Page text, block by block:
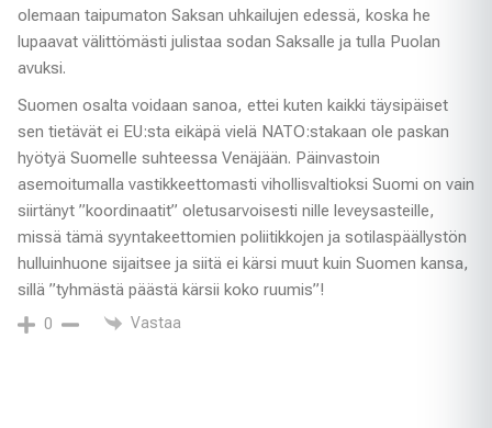
olemaan taipumaton Saksan uhkailujen edessä, koska he
lupaavat välittömästi julistaa sodan Saksalle ja tulla Puolan
avuksi.
Suomen osalta voidaan sanoa, ettei kuten kaikki täysipäiset
sen tietävät ei EU:sta eikäpä vielä NATO:stakaan ole paskan
hyötyä Suomelle suhteessa Venäjään. Päinvastoin
asemoitumalla vastikkeettomasti vihollisvaltioksi Suomi on vain
siirtänyt ”koordinaatit” oletusarvoisesti nille leveysasteille,
missä tämä syyntakeettomien poliitikkojen ja sotilaspäällystön
hulluinhuone sijaitsee ja siitä ei kärsi muut kuin Suomen kansa,
sillä ”tyhmästä päästä kärsii koko ruumis”!
0 Vastaa